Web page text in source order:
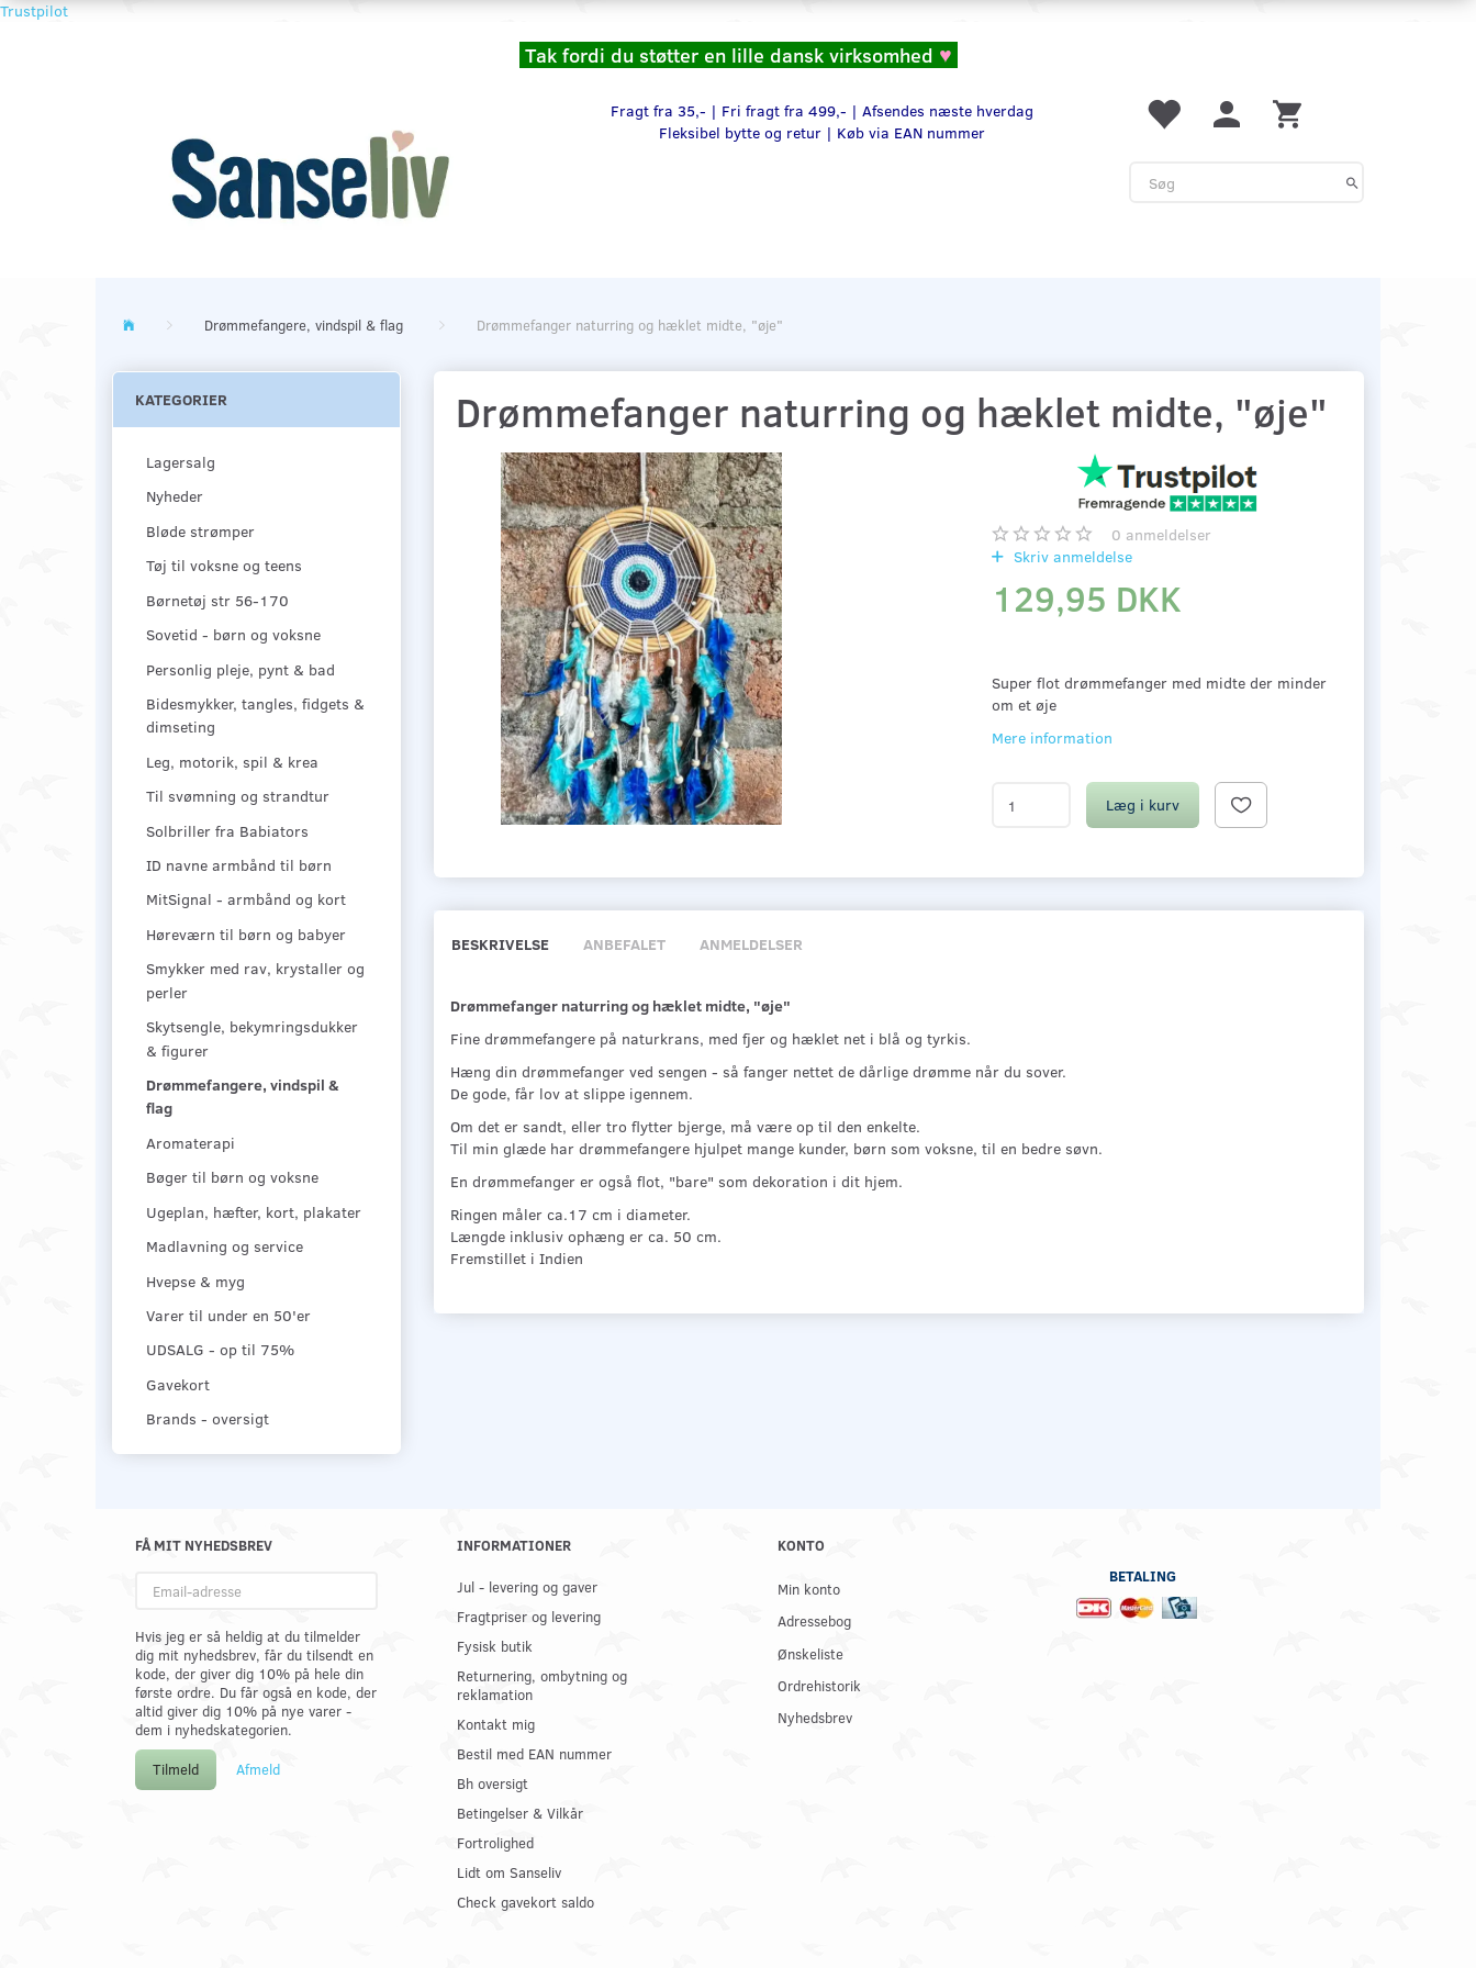
Trustpilot
Tak fordi du støtter en lille dansk virksomhed ♥
Fragt fra 35,- | Fri fragt fra 499,- | Afsendes næste hverdag
Fleksibel bytte og retur | Køb via EAN nummer
Drømmefangere, vindspil & flag Drømmefanger naturring og hæklet midte, "øje"
KATEGORIER
Lagersalg
Nyheder
Bløde strømper
Tøj til voksne og teens
Børnetøj str 56-170
Sovetid - børn og voksne
Personlig pleje, pynt & bad
Bidesmykker, tangles, fidgets &
dimseting
Leg, motorik, spil & krea
Til svømning og strandtur
Solbriller fra Babiators
ID navne armbånd til børn
MitSignal - armbånd og kort
Høreværn til børn og babyer
Smykker med rav, krystaller og
perler
Skytsengle, bekymringsdukker
& figurer
Drømmefangere, vindspil &
flag
Aromaterapi
Bøger til børn og voksne
Ugeplan, hæfter, kort, plakater
Madlavning og service
Hvepse & myg
Varer til under en 50'er
UDSALG - op til 75%
Gavekort
Brands - oversigt
Drømmefanger naturring og hæklet midte, "øje"
0 anmeldelser
Skriv anmeldelse
129,95 DKK
Super flot drømmefanger med midte der minder
om et øje
Mere information
Læg i kurv
BESKRIVELSE ANBEFALET ANMELDELSER
Drømmefanger naturring og hæklet midte, "øje"
Fine drømmefangere på naturkrans, med fjer og hæklet net i blå og tyrkis.
Hæng din drømmefanger ved sengen - så fanger nettet de dårlige drømme når du sover.
De gode, får lov at slippe igennem.
Om det er sandt, eller tro flytter bjerge, må være op til den enkelte.
Til min glæde har drømmefangere hjulpet mange kunder, børn som voksne, til en bedre søvn.
En drømmefanger er også flot, "bare" som dekoration i dit hjem.
Ringen måler ca.17 cm i diameter.
Længde inklusiv ophæng er ca. 50 cm.
Fremstillet i Indien
FÅ MIT NYHEDSBREV
adresse
Hvis jeg er så heldig at du tilmelder
dig mit nyhedsbrev, får du tilsendt en
kode, der giver dig 10% på hele din
første ordre. Du får også en kode, der
altid giver dig 10% på nye varer -
dem i nyhedskategorien.
Tilmeld Afmeld
INFORMATIONER
Jul - levering og gaver
Fragtpriser og levering
Fysisk butik
Returnering, ombytning og
reklamation
Kontakt mig
Bestil med EAN nummer
Bh oversigt
Betingelser & Vilkår
Fortrolighed
Lidt om Sanseliv
Check gavekort saldo
KONTO
Min konto
Adressebog
Ønskeliste
Ordrehistorik
Nyhedsbrev
BETALING